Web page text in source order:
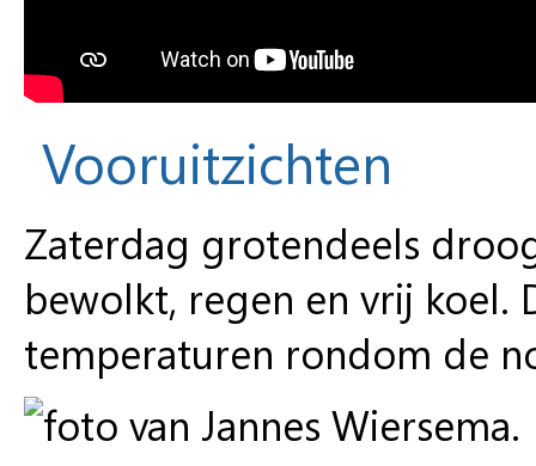
Vooruitzichten
Zaterdag grotendeels
bewolkt, regen en vrij koel.
temperaturen rondom de